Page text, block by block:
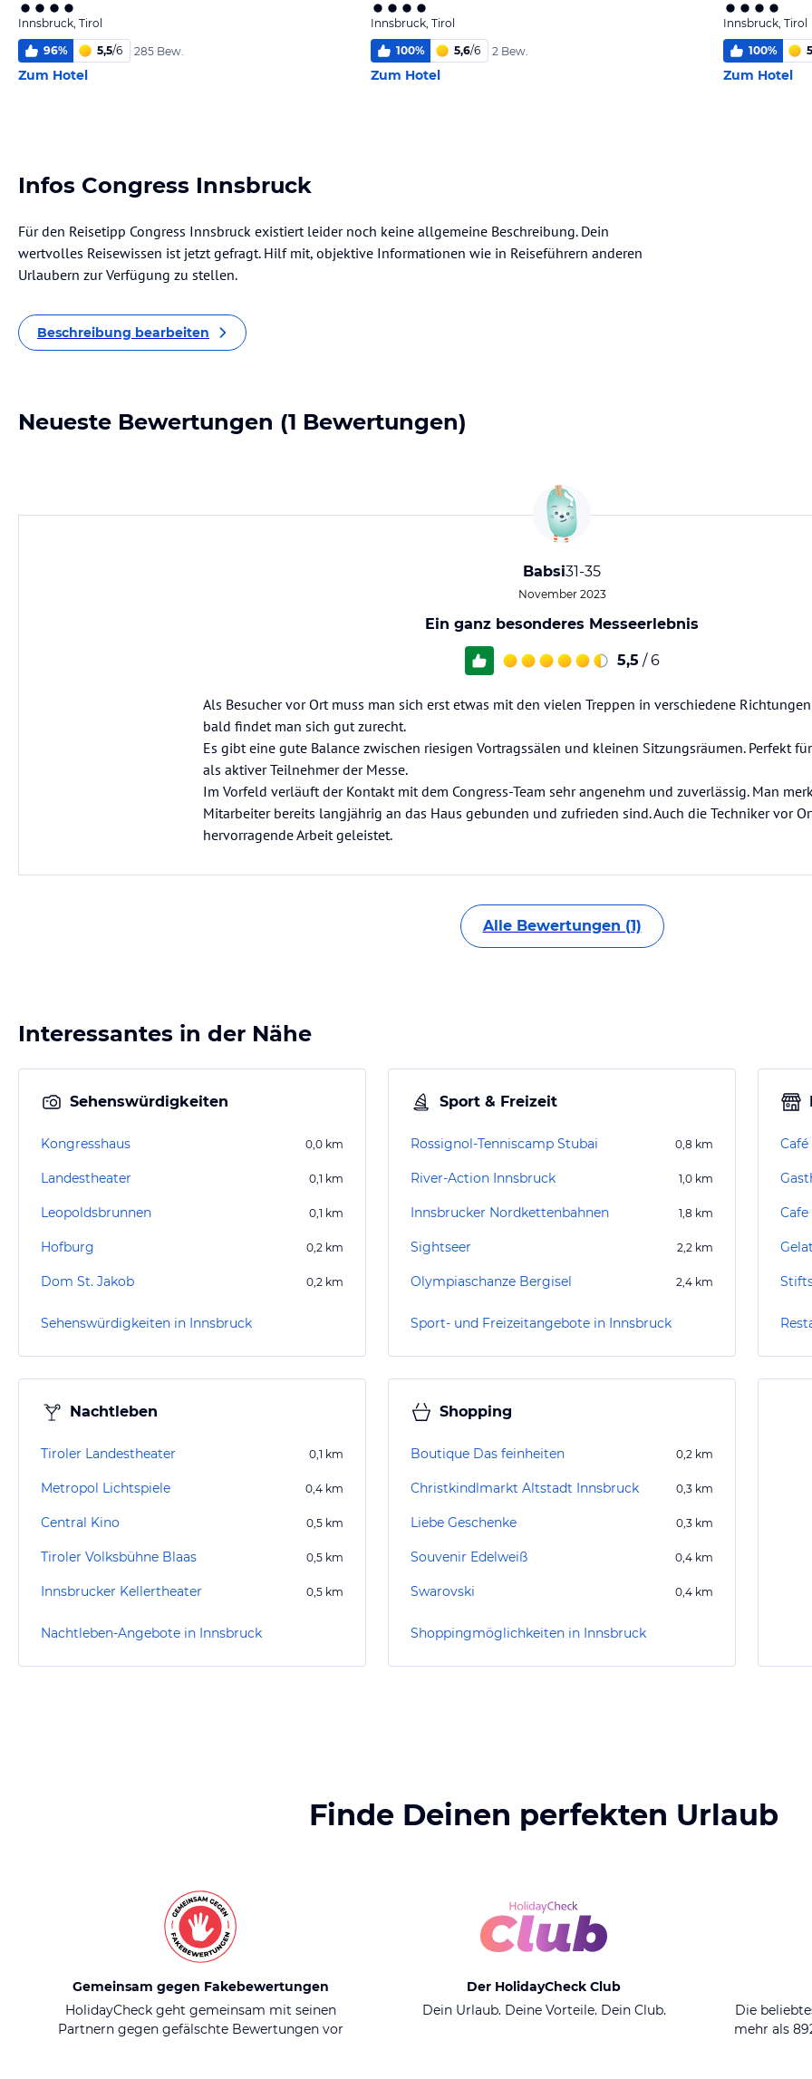
Innsbruck, Tirol
96% 5,5/6 285 Bew.
Zum Hotel
Innsbruck, Tirol
100% 5,6/6 2 Bew.
Zum Hotel
Innsbruck, Tirol
100%
Zum Hotel
Infos Congress Innsbruck
Für den Reisetipp Congress Innsbruck existiert leider noch keine allgemeine Beschreibung. Dein
wertvolles Reisewissen ist jetzt gefragt. Hilf mit, objektive Informationen wie in Reiseführern anderen
Urlaubern zur Verfügung zu stellen.
Beschreibung bearbeiten
Neueste Bewertungen (1 Bewertungen)
Babsi31-35
November 2023
Ein ganz besonderes Messeerlebnis
5,5 / 6
Als Besucher vor Ort muss man sich erst etwas mit den vielen Treppen in verschiedene
bald findet man sich gut zurecht.
Es gibt eine gute Balance zwischen riesigen Vortragssälen und kleinen Sitzungsräumen. Perfekt
als aktiver Teilnehmer der Messe.
Im Vorfeld verläuft der Kontakt mit dem Congress-Team sehr angenehm und zuverlässig. Man
Mitarbeiter bereits langjährig an das Haus gebunden und zufrieden sind. Auch die Techniker vor
hervorragende Arbeit geleistet.
Alle Bewertungen (1)
Interessantes in der Nähe
Sehenswürdigkeiten
Kongresshaus 0,0 km
Landestheater 0,1 km
Leopoldsbrunnen 0,1 km
Hofburg 0,2 km
Dom St. Jakob 0,2 km
Sehenswürdigkeiten in Innsbruck
Sport & Freizeit
Rossignol-Tenniscamp Stubai 0,8 km
River-Action Innsbruck 1,0 km
Innsbrucker Nordkettenbahnen 1,8 km
Sightseer 2,2 km
Olympiaschanze Bergisel 2,4 km
Sport- und Freizeitangebote in Innsbruck
Café
Nachtleben
Tiroler Landestheater 0,1 km
Metropol Lichtspiele 0,4 km
Central Kino 0,5 km
Tiroler Volksbühne Blaas 0,5 km
Innsbrucker Kellertheater 0,5 km
Nachtleben-Angebote in Innsbruck
Shopping
Boutique Das feinheiten 0,2 km
Christkindlmarkt Altstadt Innsbruck 0,3 km
Liebe Geschenke 0,3 km
Souvenir Edelweiß 0,4 km
Swarovski 0,4 km
Shoppingmöglichkeiten in Innsbruck
Finde Deinen perfekten Urlaub
Gemeinsam gegen Fakebewertungen
HolidayCheck geht gemeinsam mit seinen
Partnern gegen gefälschte Bewertungen vor
Der HolidayCheck Club
Dein Urlaub. Deine Vorteile. Dein Club.
Die
mehr als